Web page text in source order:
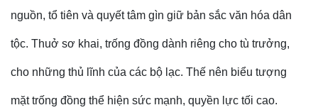
nguồn, tổ tiên và quyết tâm gìn giữ bản sắc văn hóa dân
tộc. Thuở sơ khai, trống đồng dành riêng cho tù trưởng,
cho những thủ lĩnh của các bộ lạc. Thế nên biểu tượng
mặt trống đồng thể hiện sức mạnh, quyền lực tối cao.